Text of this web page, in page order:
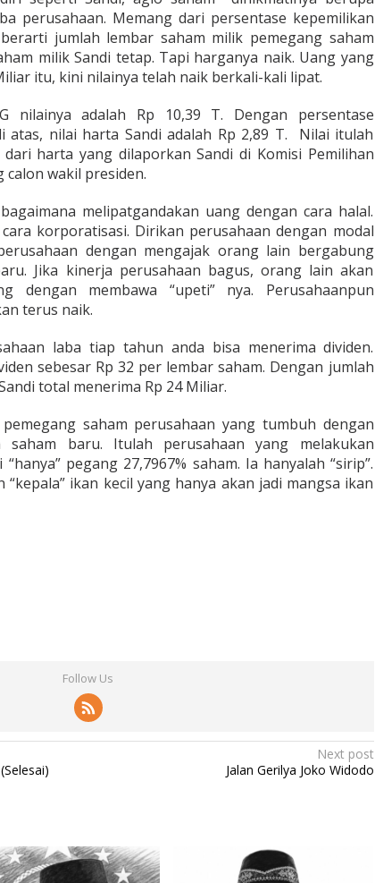
perusahaan. Memang dari persentase kepemilikan
jumlah lembar saham milik pemegang saham
milik Sandi tetap. Tapi harganya naik. Uang yang
itu, kini nilainya telah naik berkali-kali lipat.
nilainya adalah Rp 10,39 T. Dengan persentase
atas, nilai harta Sandi adalah Rp 2,89 T. Nilai itulah
harta yang dilaporkan Sandi di Komisi Pemilihan
calon wakil presiden.
melipatgandakan uang dengan cara halal.
korporatisasi. Dirikan perusahaan dengan modal
dengan mengajak orang lain bergabung
Jika kinerja perusahaan bagus, orang lain akan
dengan membawa “upeti” nya. Perusahaanpun
terus naik.
laba tiap tahun anda bisa menerima dividen.
sebesar Rp 32 per lembar saham. Dengan jumlah
total menerima Rp 24 Miliar.
saham perusahaan yang tumbuh dengan
saham baru. Itulah perusahaan yang melakukan
pegang 27,7967% saham. Ia hanyalah “sirip”.
“kepala” ikan kecil yang hanya akan jadi mangsa ikan
Follow Us
Next post
Jalan Gerilya Joko Widodo